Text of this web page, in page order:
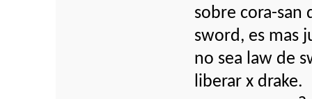
sobre cora-san
sword, es mas
no sea law de
liberar x drake.